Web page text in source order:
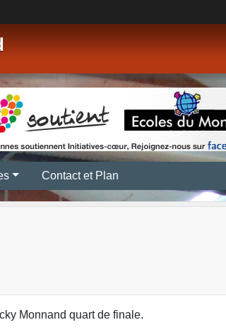
Contact et Plan
Monnand quart de finale.